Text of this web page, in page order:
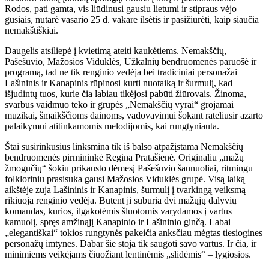
Rodos, pati gamta, vis liūdinusi gausiu lietumi ir stipraus vėjo
gūsiais, nutarė vasario 25 d. vakare ilsėtis ir pasižiūrėti, kaip siaučia
nemakštiškiai.
Daugelis atsiliepė į kvietimą ateiti kaukėtiems. Nemakščių,
Pašešuvio, Mažosios Viduklės, Užkalnių bendruomenės paruošė ir
programą, tad ne tik renginio vedėja bei tradiciniai personažai
Lašininis ir Kanapinis rūpinosi kurti nuotaiką ir šurmulį, kad
išjudintų tuos, kurie čia labiau tikėjosi pabūti žiūrovais. Žinoma,
svarbus vaidmuo teko ir grupės „Nemakščių vyrai“ grojamai
muzikai, šmaikščioms dainoms, vadovavimui šokant rateliusir azarto
palaikymui atitinkamomis melodijomis, kai rungtyniauta.
Štai susirinkusius linksmina tik iš balso atpažįstama Nemakščių
bendruomenės pirmininkė Regina Pratašienė. Originaliu „mažų
žmogučių“ šokiu prikausto dėmesį Pašešuvio šaunuoliai, ritmingu
folkloriniu prasisuka gausi Mažosios Viduklės grupė. Visą laiką
aikštėje zuja Lašininis ir Kanapinis, šurmulį į tvarkingą veiksmą
rikiuoja renginio vedėja. Būtent ji suburia dvi mažųjų dalyvių
komandas, kurios, ilgakotėmis šluotomis varydamos į vartus
kamuolį, spręs amžinąjį Kanapinio ir Lašininio ginčą. Labai
„elegantiškai“ tokios rungtynės pakeičia anksčiau mėgtas tiesiogines
personažų imtynes. Dabar šie stoja tik saugoti savo vartus. Ir čia, ir
minimiems veikėjams čiuožiant lentinėmis „slidėmis“ – lygiosios.